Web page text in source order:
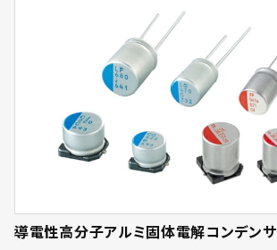
導電性高分子アルミ固体電解コンデンサ